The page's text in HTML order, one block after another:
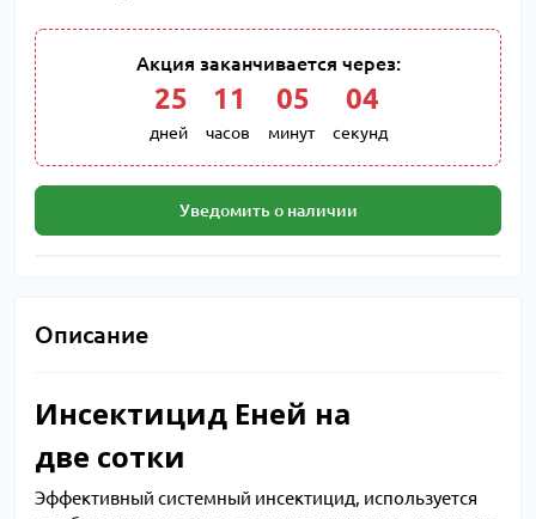
Акция заканчивается через:
25
дней
11
часов
05
минут
03
секунд
Уведомить о наличии
Описание
Инсектицид Еней на
две сотки
Эффективный системный инсектицид, используется